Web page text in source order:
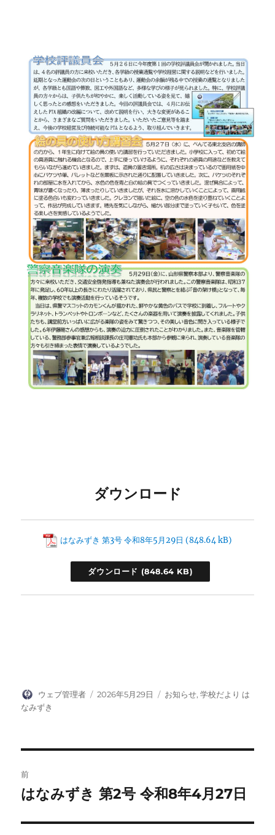
ダウンロード
はなみずき 第3号 令和8年5月29日
ダウンロード
投
稿
ウェブ管理者
投
2026年5月29日
カ
お知らせ,学校だより は
なみずき
稿
前
前
投
はなみずき 第2号 令和8年4月27日